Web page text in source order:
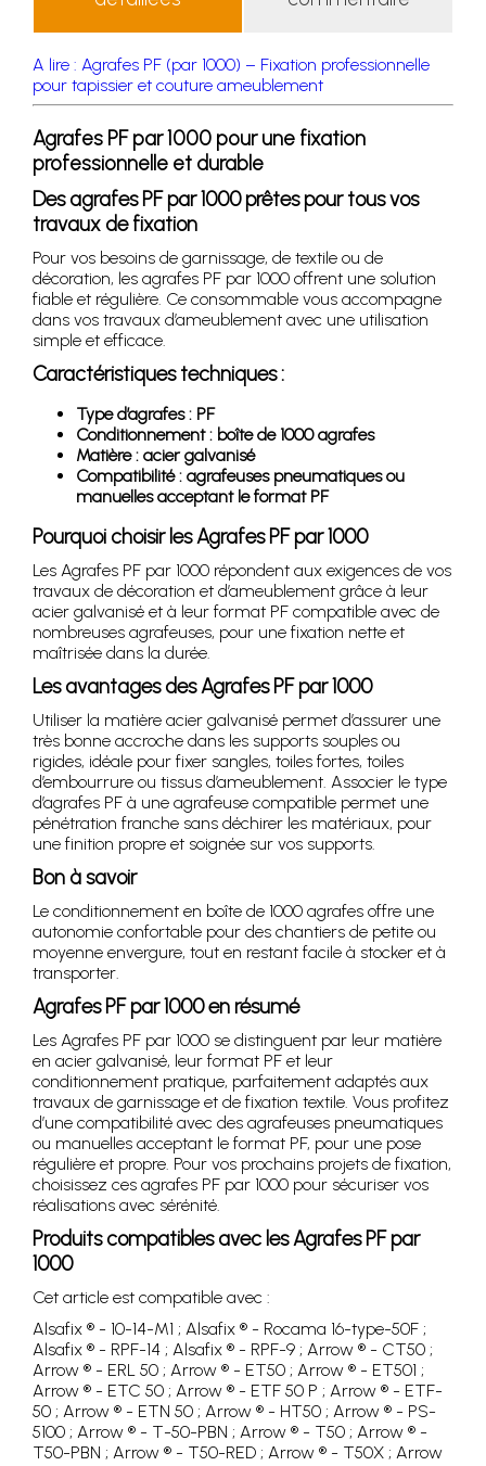
A lire : Agrafes PF (par 1000) – Fixation professionnelle
pour tapissier et couture ameublement
Agrafes PF par 1000 pour une fixation
professionnelle et durable
Des agrafes PF par 1000 prêtes pour tous vos
travaux de fixation
Pour vos besoins de garnissage, de textile ou de
décoration, les agrafes PF par 1000 offrent une solution
fiable et régulière. Ce consommable vous accompagne
dans vos travaux d’ameublement avec une utilisation
simple et efficace.
Caractéristiques techniques :
Type d’agrafes : PF
Conditionnement : boîte de 1000 agrafes
Matière : acier galvanisé
Compatibilité : agrafeuses pneumatiques ou
manuelles acceptant le format PF
Pourquoi choisir les Agrafes PF par 1000
Les Agrafes PF par 1000 répondent aux exigences de vos
travaux de décoration et d’ameublement grâce à leur
acier galvanisé et à leur format PF compatible avec de
nombreuses agrafeuses, pour une fixation nette et
maîtrisée dans la durée.
Les avantages des Agrafes PF par 1000
Utiliser la matière acier galvanisé permet d’assurer une
très bonne accroche dans les supports souples ou
rigides, idéale pour fixer sangles, toiles fortes, toiles
d’embourrure ou tissus d’ameublement. Associer le type
d’agrafes PF à une agrafeuse compatible permet une
pénétration franche sans déchirer les matériaux, pour
une finition propre et soignée sur vos supports.
Bon à savoir
Le conditionnement en boîte de 1000 agrafes offre une
autonomie confortable pour des chantiers de petite ou
moyenne envergure, tout en restant facile à stocker et à
transporter.
Agrafes PF par 1000 en résumé
Les Agrafes PF par 1000 se distinguent par leur matière
en acier galvanisé, leur format PF et leur
conditionnement pratique, parfaitement adaptés aux
travaux de garnissage et de fixation textile. Vous profitez
d’une compatibilité avec des agrafeuses pneumatiques
ou manuelles acceptant le format PF, pour une pose
régulière et propre. Pour vos prochains projets de fixation,
choisissez ces agrafes PF par 1000 pour sécuriser vos
réalisations avec sérénité.
Produits compatibles avec les Agrafes PF par
1000
Cet article est compatible avec :
Alsafix ® - 10-14-M1 ; Alsafix ® - Rocama 16-type-50F ;
Alsafix ® - RPF-14 ; Alsafix ® - RPF-9 ; Arrow ® - CT50 ;
Arrow ® - ERL 50 ; Arrow ® - ET50 ; Arrow ® - ET501 ;
Arrow ® - ETC 50 ; Arrow ® - ETF 50 P ; Arrow ® - ETF-
50 ; Arrow ® - ETN 50 ; Arrow ® - HT50 ; Arrow ® - PS-
5100 ; Arrow ® - T-50-PBN ; Arrow ® - T50 ; Arrow ® -
T50-PBN ; Arrow ® - T50-RED ; Arrow ® - T50X ; Arrow